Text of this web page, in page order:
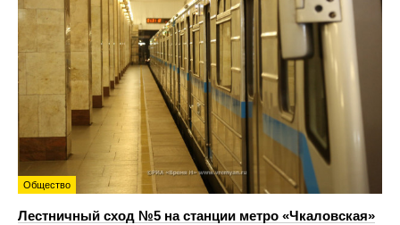
Общество
Лестничный сход №5 на станции метро «Чкаловская»